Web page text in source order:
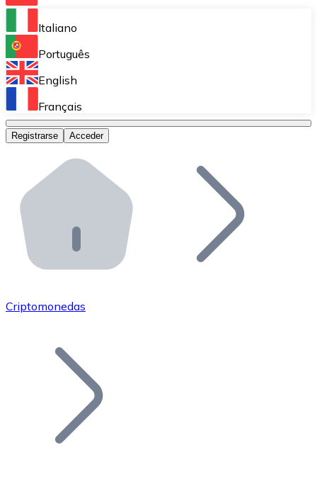
Bitnovo Ramp
Integra nuestra solución en tu plataforma.
Bitnovo Giftcards
Bitnovo OTC
Bitnovo ATM
Integra un ATM Bitnovo en tu negocio y permite que
Bitnovo API
Integra nuestra API en tu ecosistema.
Únete a nuestra red de distribuidores.
Añade tu proyecto a nuestro ecosistema.
Italiano
Português
English
Français
Registrarse Acceder
Criptomonedas